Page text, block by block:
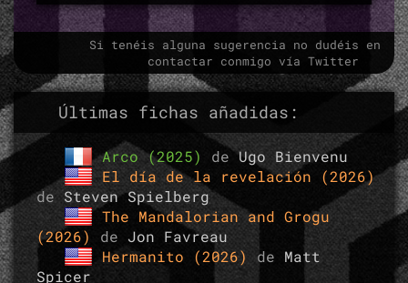
Si tenéis alguna sugerencia no dudéis en
contactar conmigo vía Twitter
Últimas fichas añadidas:
Arco (2025) deUgo Bienvenu
El día de la revelación (2026)
de Steven Spielberg
The Mandalorian and Grogu
(2026) de Jon Favreau
Hermanito (2026) de Matt
Spicer